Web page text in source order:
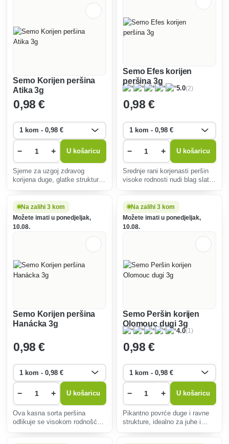
Semo Korijen peršina
Atika 3g
0,98 €
− + U košaricu
Sjeme za uzgoj zdravog
korijena duge, glatke strukture,
žele laganu i obilnu berbu.
Semo Efes korijen
peršina 3g
5.0(2)
0,98 €
− + U košaricu
Srednje rani korjenasti peršin
visoke rodnosti nudi blag slatki
na bolesti, s korijenom do 20
cm.
Na zalihi 3 kom
Možete imati u ponedjeljak,
10.08.
Semo Korijen peršina
Hanácka 3g
0,98 €
− + U košaricu
Ova kasna sorta peršina
odlikuje se visokom rodnošću,
Na zalihi 3 kom
Možete imati u ponedjeljak,
10.08.
Semo Peršin korijen
Olomouc dugi 3g
4.0(1)
0,98 €
− + U košaricu
Pikantno povrće duge i ravne
strukture, idealno za juhe i